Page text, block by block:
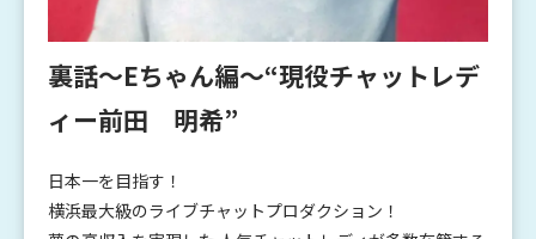
裏話～Eちゃん編～“現役チャットレデ
ィー前田 明希”
日本一を目指す！
横浜最大級のライブチャットプロダクション！